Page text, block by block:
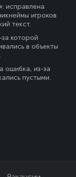
исправлена
игроков
текст.
которой
в объекты
ошибка, из-за
пустыми.